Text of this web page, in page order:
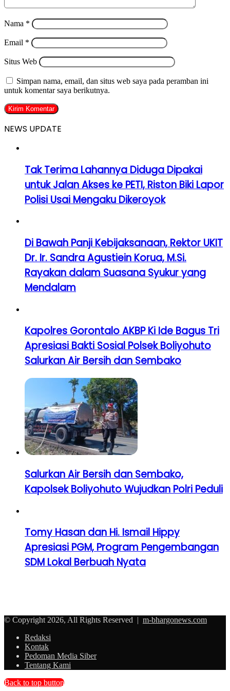
Nama *
Email *
Situs Web
Simpan nama, email, dan situs web saya pada peramban ini
untuk komentar saya berikutnya.
NEWS UPDATE
Tak Terima Lahannya Diduga Dipakai
untuk Jalan Akses ke PETI, Riston Biki Lapor
Polisi Usai Mengaku Dikeroyok
Di Bawah Panji Kebijaksanaan, Rektor UKIT
Dr. Ir. Sandra Agustiein Korua, M.Si.
Rayakan dalam Suasana Syukur yang
Mendalam
Kapolres Gorontalo AKBP Ki Ide Bagus Tri
Apresiasi Bakti Sosial Polsek Boliyohuto
Salurkan Air Bersih dan Sembako
Salurkan Air Bersih dan Sembako,
Kapolsek Boliyohuto Wujudkan Polri Peduli
Tomy Hasan dan Hi. Ismail Hippy
Apresiasi PGM, Program Pengembangan
SDM Lokal Berbuah Nyata
© Copyright 2026, All Rights Reserved | m-bhargonews.com
Redaksi
Kontak
Pedoman Media Siber
Tentang Kami
Back to top button